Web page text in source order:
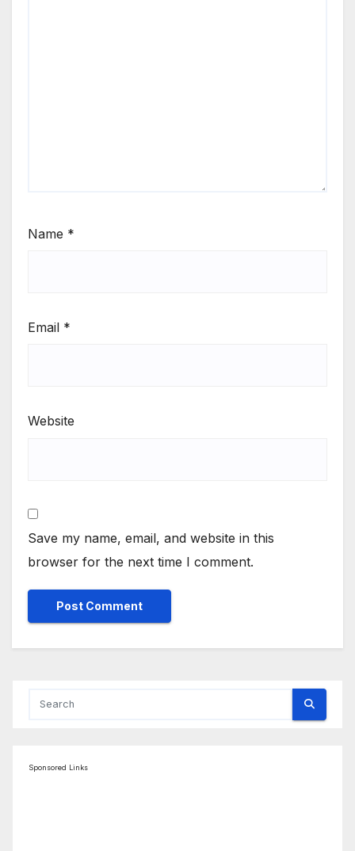
Name *
Email *
Website
Save my name, email, and website in this
browser for the next time I comment.
Sponsored Links